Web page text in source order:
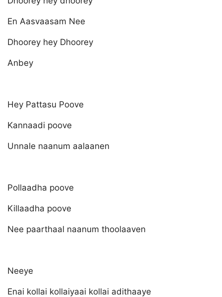
En Aasvaasam Nee
Dhoorey hey Dhoorey
Anbey
Hey Pattasu Poove
Kannaadi poove
Unnale naanum aalaanen
Pollaadha poove
Killaadha poove
Nee paarthaal naanum thoolaaven
Neeye
Enai kollai kollaiyaai kollai adithaaye